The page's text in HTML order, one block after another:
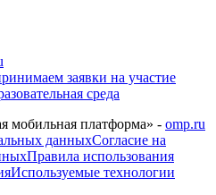
заявки на участие
среда
платформа» - omp.ru
данныхСогласие на
Правила использования
Используемые технологии